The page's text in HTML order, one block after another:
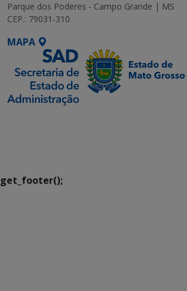
Parque dos Poderes - Campo Grande | MS
CEP.: 79031-310
MAPA
get_footer();